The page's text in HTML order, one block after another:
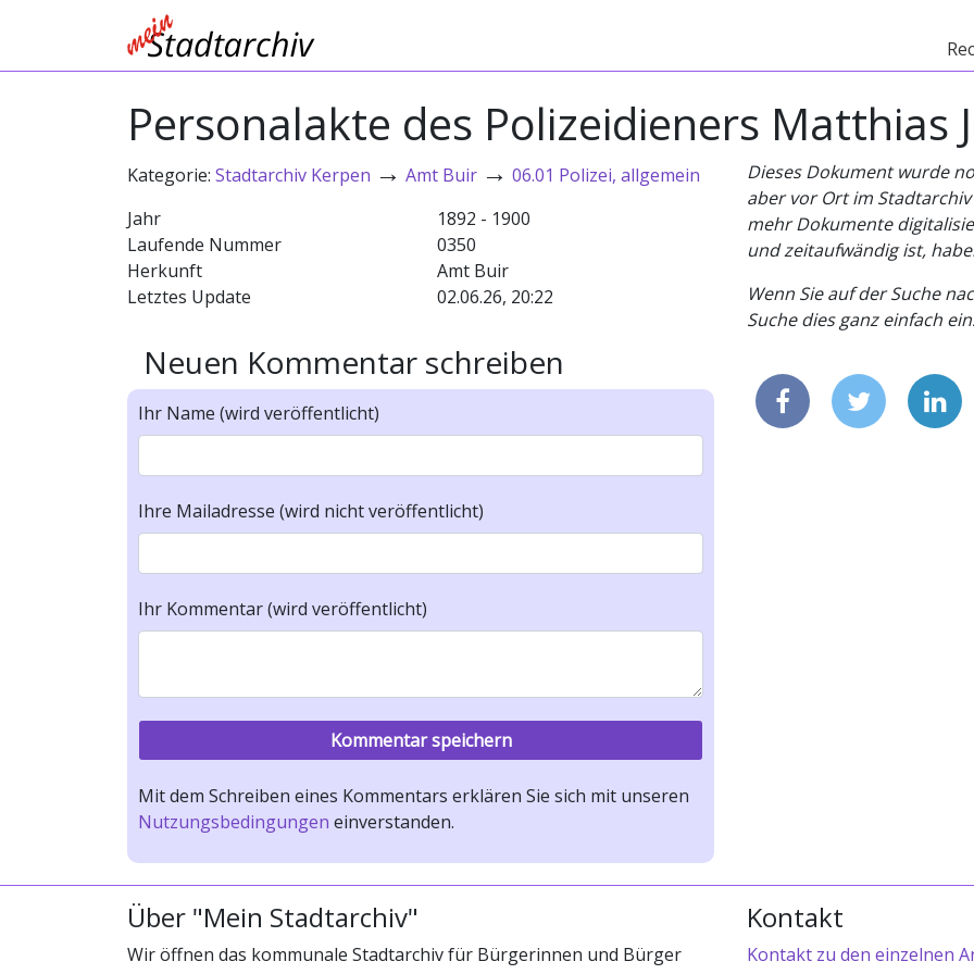
Personalakte des Polizeidieners Matthias
Kategorie: Stadtarchiv Kerpen → Amt Buir → 06.01 Polizei, allgemein
Jahr
1892 - 1900
Laufende Nummer
0350
Herkunft
Amt Buir
Letztes Update
02.06.26, 20:22
Neuen Kommentar schreiben
Ihr Name (wird veröffentlicht)
Ihre Mailadresse (wird nicht veröffentlicht)
Ihr Kommentar (wird veröffentlicht)
Mit dem Schreiben eines Kommentars erklären Sie sich mit unseren
Nutzungsbedingungen einverstanden.
Dieses Dokument wurde
aber vor Ort im
mehr Dokumente
und zeitaufwändig ist,
Wenn Sie auf der Suche
Suche dies ganz einfach
Über "Mein Stadtarchiv"
Wir öffnen das kommunale Stadtarchiv für Bürgerinnen und Bürger
Kontakt
Kontakt zu den einzelnen